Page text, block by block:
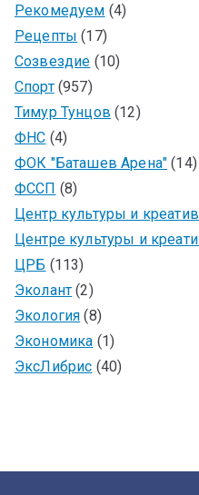
Рекомедуем (4)
Рецепты (17)
Созвездие (10)
Спорт(957)
Тимур Тунцов (12)
ФНС (4)
ФОК "Баташев Арена" (14)
ФССП (8)
Центр культуры и
Центре культуры и
ЦРБ (113)
Эколант (2)
Экология (8)
Экономика (1)
ЭксЛибрис (40)